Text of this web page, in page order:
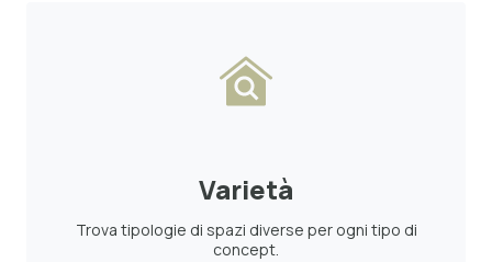
Varietà
Trova tipologie di spazi diverse per ogni tipo di
concept.